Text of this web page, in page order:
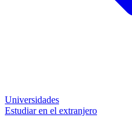
Universidades
Estudiar en el extranjero